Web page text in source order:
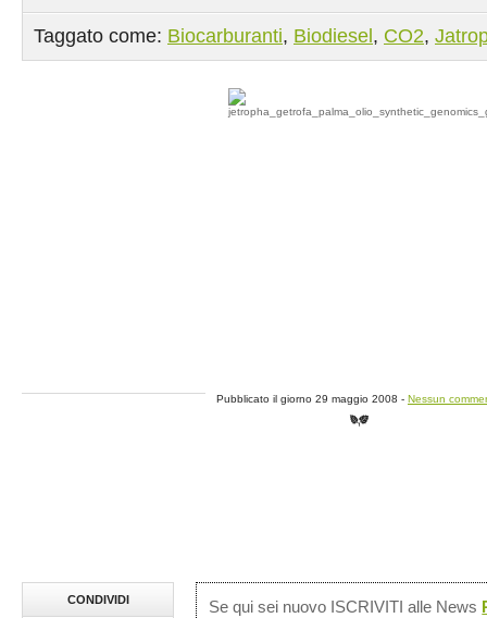
Taggato come: Biocarburanti, Biodiesel , CO2,
Pubblicato il giorno 29 maggio 2008 - Nessun
Se qui sei nuovo ISCRIVITI alle News
CONDIVIDI